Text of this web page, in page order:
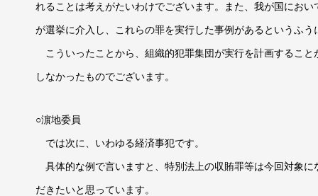
れることは考えがたいわけでございます。また、我が国にお
が選挙に介入し、これらの罪を実行した事例があるというふ
こういったことから、組織的犯罪集団が実行を計画するこ
しなかったものでございます。
○濵地委員
では次に、いわゆる経済事犯です。
具体的な例で言いますと、特別法上の収賄罪等は今回対象
だきたいと思っています。